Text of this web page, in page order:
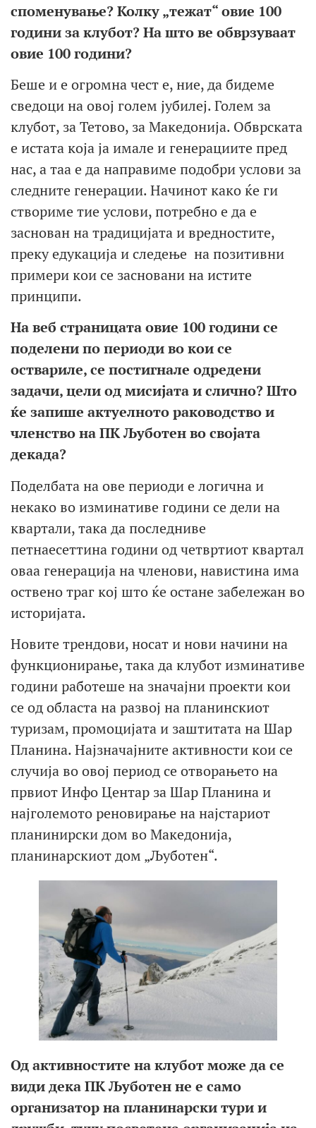
споменување? Колку„тежат“ овие 100
години за клубот? На што ве обврзуваат
овие 100 години?
Беше и е огромна чест е, ние, да бидеме
сведоци на овој голем јубилеј. Голем за
клубот, за Тетово, за Македонија. Обврската
е истата која ја имале и генерациите пред
нас, а таа е да направиме подобри услови за
следните генерации. Начинот како ќе ги
створиме тие услови, потребно е да е
заснован на традицијата и вредностите,
преку едукација и следење на позитивни
примери кои се засновани на истите
принципи.
На веб страницата овие 100 години се
поделени по периоди во кои се
оствариле, се постигнале одредени
задачи, цели од мисијата и слично? Што
ќе запише актуелното раководство и
членство на ПК Љуботен во својата
декада?
Поделбата на ове периоди е логична и
некако во изминативе години се дели на
квартали, така да последниве
петнаесеттина години од четвртиот квартал
оваа генерација на членови, навистина има
оствено траг кој што ќе остане забележан во
историјата.
Новите трендови, носат и нови начини на
функционирање, така да клубот изминативе
години работеше на значајни проекти кои
се од областа на развој на планинскиот
туризам, промоцијата и заштитата на Шар
Планина. Најзначајните активности кои се
случија во овој период се отворањето на
првиот Инфо Центар за Шар Планина и
најголемото реновирање на најстариот
планинирски дом во Македонија,
планинарскиот дом „Љуботен“.
Од активностите на клубот може да се
види дека ПК Љуботен не е само
организатор на планинарски тури и